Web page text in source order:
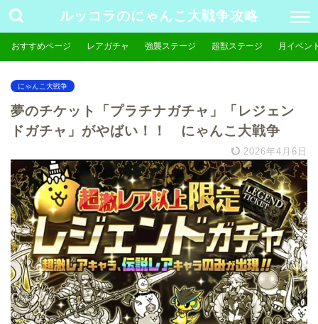
ルッコラのにゃんこ大戦争攻略
おすすめページ レアガチャ 強襲ステージ 超獣ステージ 月イベン
にゃんこ大戦争
夢のチケット「プラチナガチャ」「レジェン
ドガチャ」がやばい！！ にゃんこ大戦争
2026年4月6日